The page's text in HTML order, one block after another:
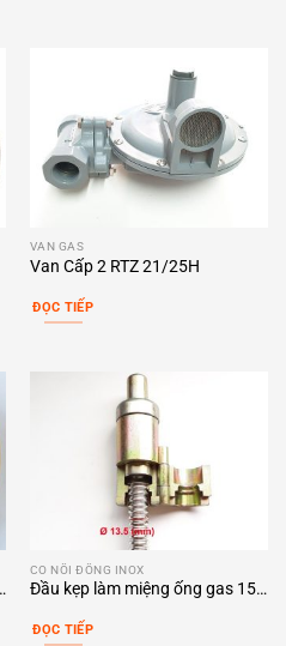
VAN GAS
Van Cấp 2 RTZ 21/25H
ĐỌC TIẾP
CO NỐI ĐỒNG INOX
Đầu kẹp làm miệng ống gas 15-
ĐỌC TIẾP